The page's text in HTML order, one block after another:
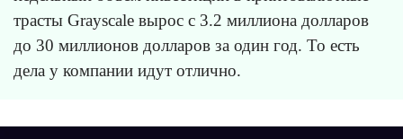
трасты Grayscale вырос с 3.2 миллиона долларов
до 30 миллионов долларов за один год. То есть
дела у компании идут отлично.